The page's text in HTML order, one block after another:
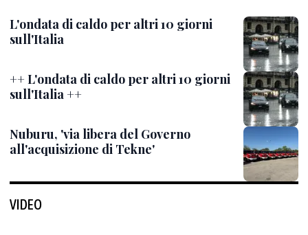
L'ondata di caldo per altri 10 giorni
sull'Italia
++ L'ondata di caldo per altri 10 giorni
sull'Italia ++
Nuburu, 'via libera del Governo
all'acquisizione di Tekne'
VIDEO